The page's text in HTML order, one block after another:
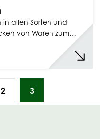
in allen Sorten und
von Waren zum…
2 3